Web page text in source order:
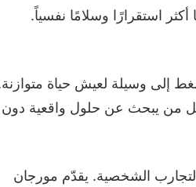
استقرارًا وسلامًا نفسياً.
إلى وسيلة لعيش حياة
من يبحث عن حلول واقعية دون
والتجارب الشخصية. يقدّم مورجان